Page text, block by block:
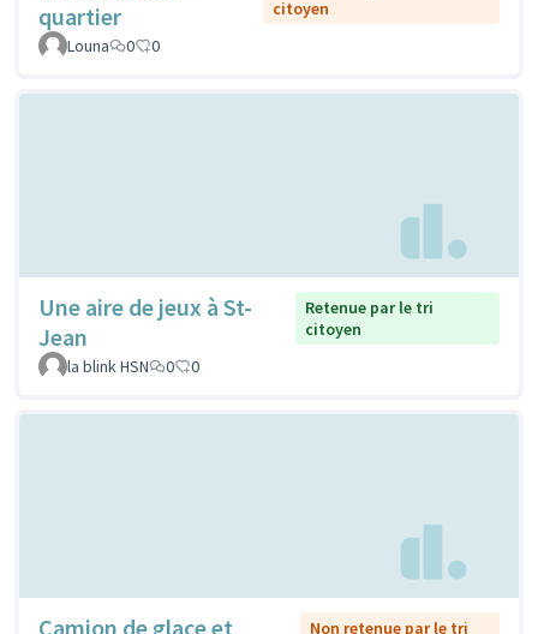
quartier
citoyen
Louna
0 0
Une aire de jeux à St-
Jean
Retenue par le tri
citoyen
la blink HSN
0 0
Camion de glace et
Non retenue par le tri